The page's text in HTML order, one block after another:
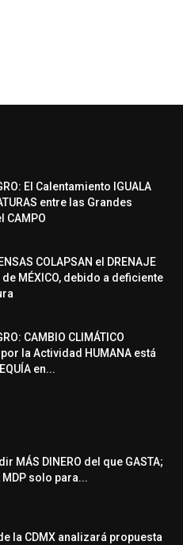
El Calentamiento IGUALA
entre las Grandes
CAMPO
COLAPSAN el DRENAJE
MÉXICO, debido a deficiente
CAMBIO CLIMÁTICO
la Actividad HUMANA está
en...
MÁS DINERO del que GASTA;
MDP solo para...
la CDMX analizará propuesta